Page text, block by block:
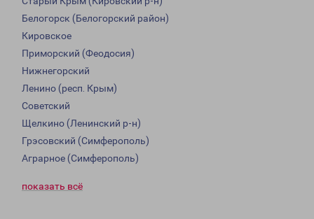
Белогорск (Белогорский район)
Кировское
Приморский (Феодосия)
Нижнегорский
Ленино (респ. Крым)
Советский
Щелкино (Ленинский р-н)
Грэсовский (Симферополь)
Аграрное (Симферополь)
показать всё